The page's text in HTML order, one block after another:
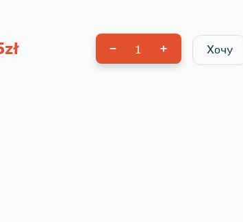
zł 1 Хочу